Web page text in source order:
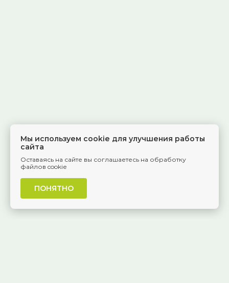
Мы используем cookie для улучшения работы
сайта
Оставаясь на сайте вы соглашаетесь на обработку
файлов cookie
ПОНЯТНО